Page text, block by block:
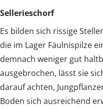
Sellerieschorf
Es bilden sich rissige
die im Lager Fäulnispilze
demnach weniger gut
ausgebrochen, lässt sie
darauf achten,
Boden sich ausreichend